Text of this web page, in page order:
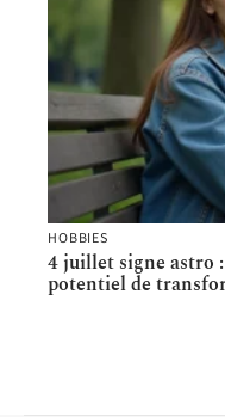
HOBBIES
4 juillet signe astro
potentiel de